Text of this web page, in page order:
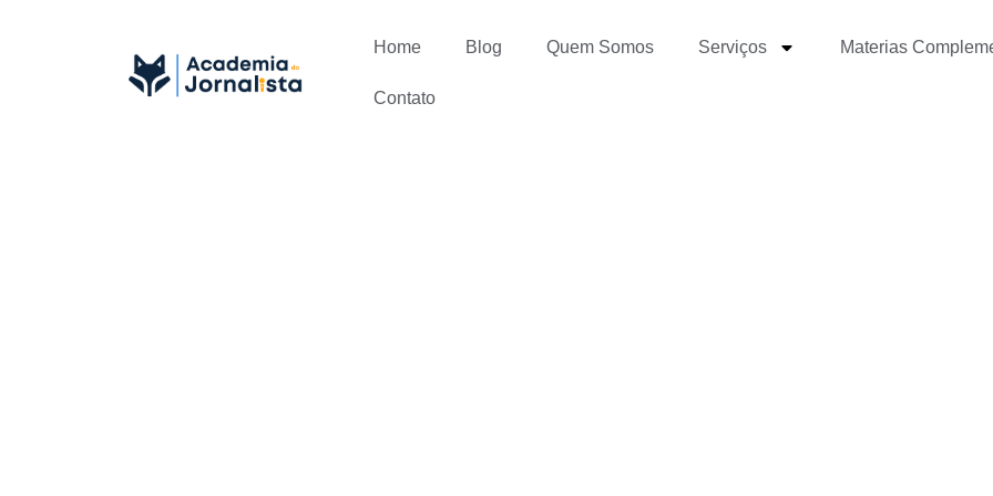
Home Blog Quem Somos Serviços Materias
Contato